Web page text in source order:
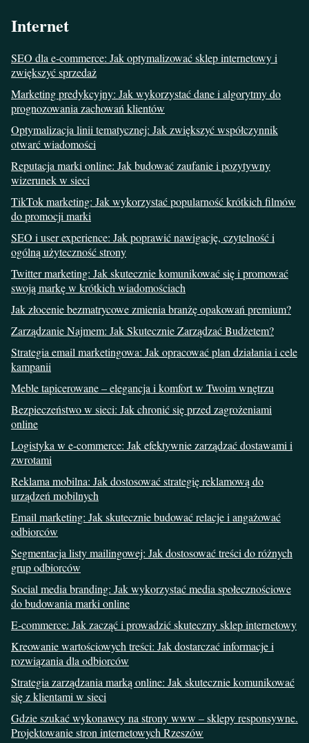
Internet
SEO dla e-commerce: Jak optymalizować sklep internetowy i
zwiększyć sprzedaż
Marketing predykcyjny: Jak wykorzystać dane i algorytmy do
prognozowania zachowań klientów
Optymalizacja linii tematycznej: Jak zwiększyć współczynnik
otwarć wiadomości
Reputacja marki online: Jak budować zaufanie i pozytywny
wizerunek w sieci
TikTok marketing: Jak wykorzystać popularność krótkich filmów
do promocji marki
SEO i user experience: Jak poprawić nawigację, czytelność i
ogólną użyteczność strony
Twitter marketing: Jak skutecznie komunikować się i promować
swoją markę w krótkich wiadomościach
Jak złocenie bezmatrycowe zmienia branżę opakowań premium?
Zarządzanie Najmem: Jak Skutecznie Zarządzać Budżetem?
Strategia email marketingowa: Jak opracować plan działania i cele
kampanii
Meble tapicerowane – elegancja i komfort w Twoim wnętrzu
Bezpieczeństwo w sieci: Jak chronić się przed zagrożeniami
online
Logistyka w e-commerce: Jak efektywnie zarządzać dostawami i
zwrotami
Reklama mobilna: Jak dostosować strategię reklamową do
urządzeń mobilnych
Email marketing: Jak skutecznie budować relacje i angażować
odbiorców
Segmentacja listy mailingowej: Jak dostosować treści do różnych
grup odbiorców
Social media branding: Jak wykorzystać media społecznościowe
do budowania marki online
E-commerce: Jak zacząć i prowadzić skuteczny sklep internetowy
Kreowanie wartościowych treści: Jak dostarczać informacje i
rozwiązania dla odbiorców
Strategia zarządzania marką online: Jak skutecznie komunikować
się z klientami w sieci
Gdzie szukać wykonawcy na strony www – sklepy responsywne.
Projektowanie stron internetowych Rzeszów